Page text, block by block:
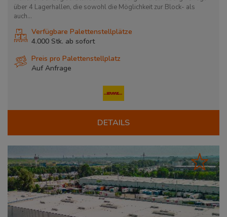
über 4 Lagerhallen, die sowohl die Möglichkeit zur Block- als
auch...
Verfügbare Palettenstellplätze
4.000 Stk. ab sofort
Preis pro Palettenstellplatz
Auf Anfrage
DETAILS